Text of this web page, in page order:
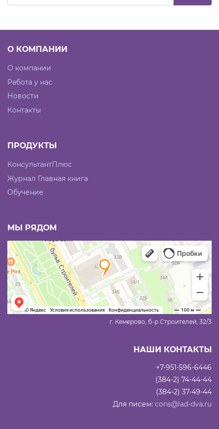
О КОМПАНИИ
О компании
Работа у нас
Новости
Контакты
ПРОДУКТЫ
КонсультантПлюс
Журнал Главная книга
Обучение
МЫ РЯДОМ
г. Кемерово, б-р Строителей, 32/3
НАШИ КОНТАКТЫ
+7-951-596-6446
(384-2) 74-44-44
(384-2) 37-49-44
Для писем: cons@lad-dva.ru